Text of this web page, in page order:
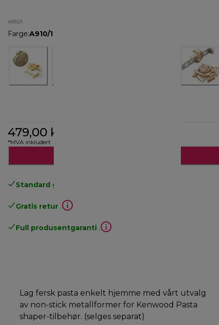
A910/1
Farge:A910/1
479,00 kr
*MVA inkludert
Standard gratis levering
Gratis retur .
Full produsentgaranti .
Lag fersk pasta enkelt hjemme med vårt utvalg
av non-stick metallformer for Kenwood Pasta
shaper-tilbehør. (selges separat)